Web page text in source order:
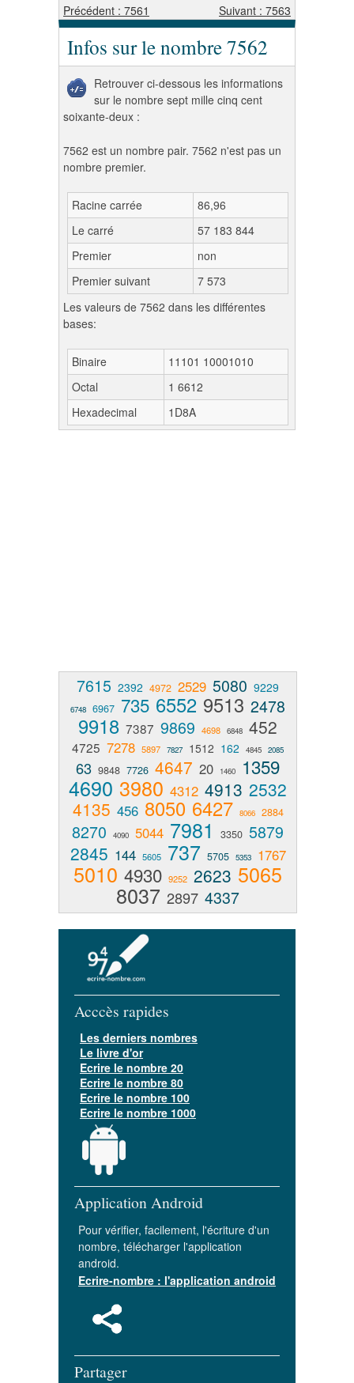
Précédent : 7561 Suivant : 7563
Infos sur le nombre 7562
Retrouver ci-dessous les informations
sur le nombre sept mille cinq cent
soixante-deux :
7562 est un nombre pair. 7562 n'est pas un
nombre premier.
Racine carrée
86,96
Le carré
57 183 844
Premier
non
Premier suivant
7 573
Les valeurs de 7562 dans les différentes
bases:
Binaire
11101 10001010
Octal
1 6612
Hexadecimal
1D8A
7615 2392 4972 2529 5080 9229
6748 6967 735 6552 9513 2478
9918 7387 9869 4698 6848 452
4725 7278 5897 7827 1512 162 4845 2085
63 9848 7726 4647 20 1460 1359
4690 3980 4312 4913 2532
4135 456 8050 6427 8066 2884
8270 4090 5044 7981 3350 5879
2845 144 5605 737 5705 5353 1767
5010 4930 9252 2623 5065
8037 2897 4337
Acccès rapides
Les derniers nombres
Le livre d'or
Ecrire le nombre 20
Ecrire le nombre 80
Ecrire le nombre 100
Ecrire le nombre 1000
Application Android
Pour vérifier, facilement, l'écriture d'un
nombre, télécharger l'application
android.
Ecrire-nombre : l'application android
Partager